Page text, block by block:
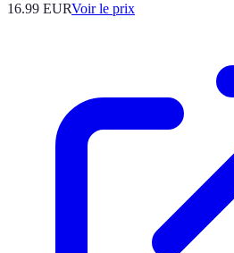
16.99 EURVoir le prix